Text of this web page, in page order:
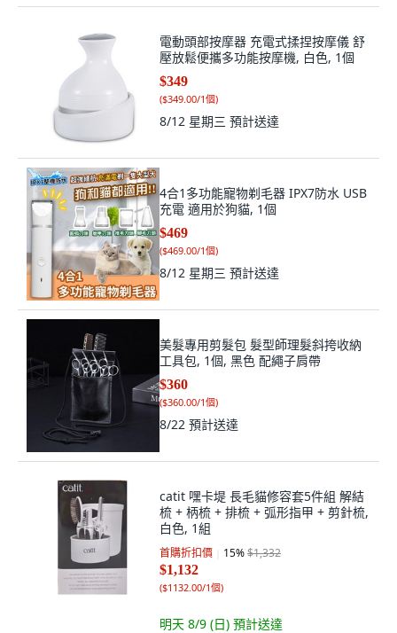
電動頭部按摩器 充電式揉捏按摩儀 舒
壓放鬆便攜多功能按摩機, 白色, 1個
$349
($349.00/1個)
8/12 星期三 預計送達
4合1多功能寵物剃毛器 IPX7防水 USB
充電 適用於狗貓, 1個
$469
($469.00/1個)
8/12 星期三 預計送達
美髮專用剪髮包 髮型師理髮斜挎收納
工具包, 1個, 黑色 配繩子肩帶
$360
($360.00/1個)
8/22 預計送達
catit 嘿卡堤 長毛貓修容套5件組 解結
梳 + 柄梳 + 排梳 + 弧形指甲 + 剪針梳,
白色, 1組
首購折扣價 15%$1,332
$1,132
($1132.00/1個)
明天 8/9 (日) 預計送達